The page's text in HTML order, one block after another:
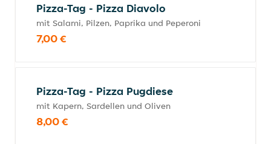
Pizza-Tag - Pizza Diavolo
mit Salami, Pilzen, Paprika und Peperoni
7,00 €
Pizza-Tag - Pizza Pugdiese
mit Kapern, Sardellen und Oliven
8,00 €